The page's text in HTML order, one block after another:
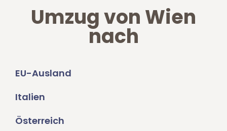
Umzug von Wien
nach
EU-Ausland
Italien
Österreich